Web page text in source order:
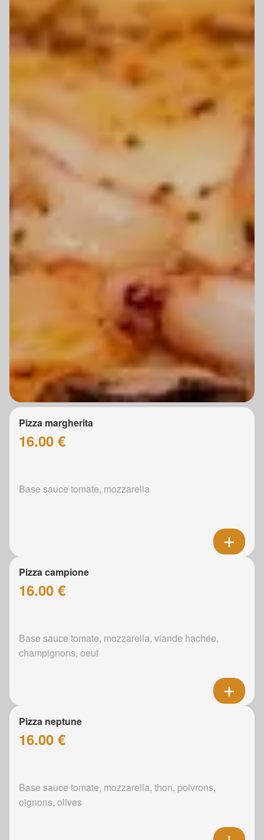
Pizza margherita
16.00 €
Base sauce tomate, mozzarella
Pizza campione
16.00 €
Base sauce tomate, mozzarella, viande hachée,
champignons, oeuf
Pizza neptune
16.00 €
Base sauce tomate, mozzarella, thon, poivrons,
oignons, olives